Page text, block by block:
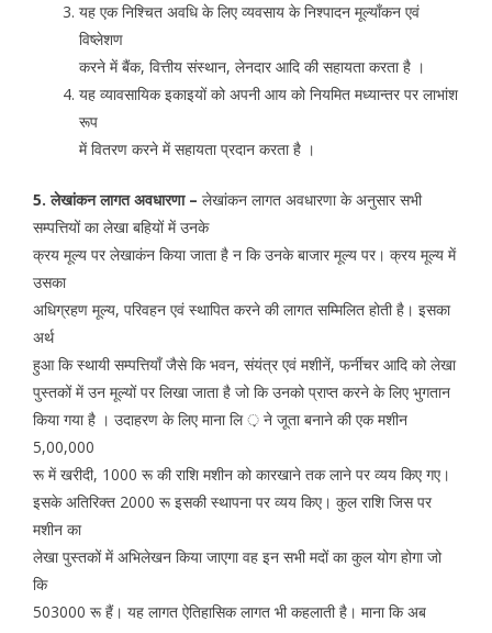
यह एक निश्चित अवधि के लिए व्यवसाय के निश्पादन मूल्याँकन एवं
विष्लेशण
करने में बैंक, वित्तीय संस्थान, लेनदार आदि की सहायता करता है ।
यह व्यावसायिक इकाइयों को अपनी आय को नियमित मध्यान्तर पर लाभांश
रूप
में वितरण करने में सहायता प्रदान करता है ।
5. लेखांकन लागत अवधारणा – लेखांकन लागत अवधारणा के अनुसार सभी
सम्पत्तियों का लेखा बहियों में उनके
क्रय मूल्य पर लेखाकंन किया जाता है न कि उनके बाजार मूल्य पर। क्रय मूल्य में
उसका
अधिग्रहण मूल्य, परिवहन एवं स्थापित करने की लागत सम्मिलित होती है। इसका
अर्थ
हुआ कि स्थायी सम्पत्तियाँ जैसे कि भवन, संयंत्र एवं मशीनें, फर्नीचर आदि को लेखा
पुस्तकों में उन मूल्यों पर लिखा जाता है जो कि उनको प्राप्त करने के लिए भुगतान
किया गया है । उदाहरण के लिए माना लि ़ ने जूता बनाने की एक मशीन
5,00,000
रू में खरीदी, 1000 रू की राशि मशीन को कारखाने तक लाने पर व्यय किए गए।
इसके अतिरिक्त 2000 रू इसकी स्थापना पर व्यय किए। कुल राशि जिस पर
मशीन का
लेखा पुस्तकों में अभिलेखन किया जाएगा वह इन सभी मदों का कुल योग होगा जो
कि
503000 रू हैं। यह लागत ऐतिहासिक लागत भी कहलाती है। माना कि अब